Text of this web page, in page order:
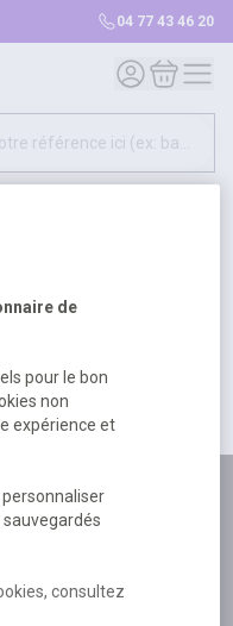
04 77 43 46 20
Mon compte
Mon
occasionée.
à l'accueil
de
pour le bon
non
expérience et
consultez